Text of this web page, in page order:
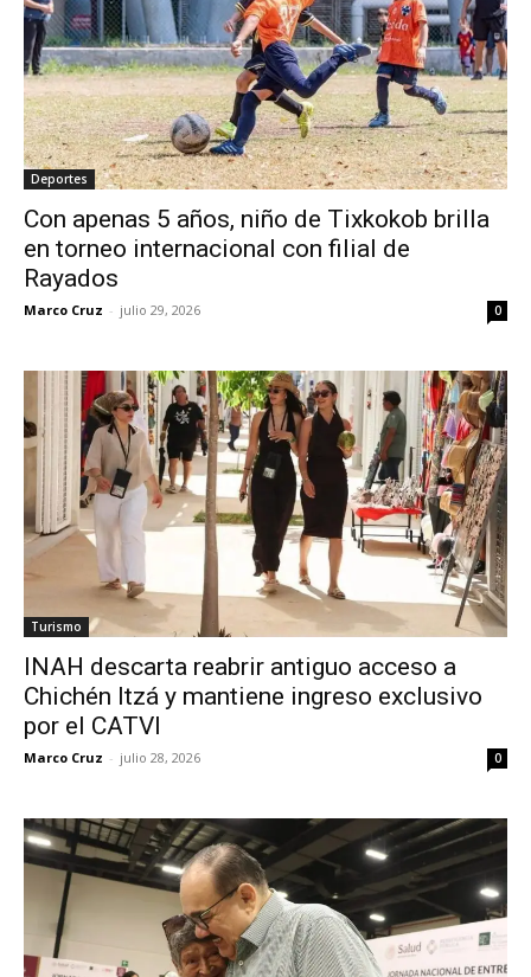
Deportes
Con apenas 5 años, niño de Tixkokob brilla
en torneo internacional con filial de
Rayados
Marco Cruz - julio 29, 2026 0
Turismo
INAH descarta reabrir antiguo acceso a
Chichén Itzá y mantiene ingreso exclusivo
por el CATVI
Marco Cruz - julio 28, 2026 0